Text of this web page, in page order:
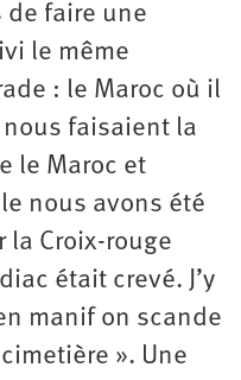
de faire une
le même
: le Maroc où il
faisaient la
le Maroc et
nous avons été
la Croix-rouge
était crevé. J’y
manif on scande
». Une